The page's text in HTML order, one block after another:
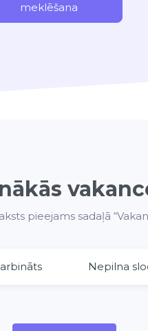
meklēšana
pieejams sadaļā
Nepilna